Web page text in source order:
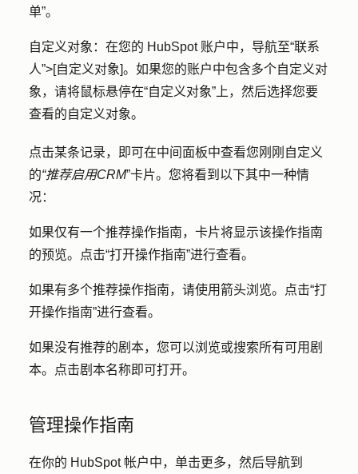
单”。
自定义对象： 在您的 HubSpot 账户中，导航至“联系
人”>[自定义对象]。如果您的账户中包含多个自定义对
象，请将鼠标悬停在“自定义对象”上 ，然后选择您要
查看的自定义对象。
点击某条记录，即可在中间面板中查看您刚刚自定义
的“推荐启用CRM”卡片。您将看到以下其中一种情
况：
如果仅有一个推荐操作指南，卡片将显示该操作指南
的预览。点击“打开操作指南”进行查看。
如果有多个推荐操作指南，请使用箭头浏览。点击“打
开操作指南”进行查看。
如果没有推荐的剧本，您可以浏览或搜索所有可用剧
本。点击剧本名称即可打开。
管理操作指南
在你的 HubSpot 帐户中，单击更多，然后导航到